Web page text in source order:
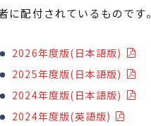
に配付されているものです。
2026年度版(日本語版)
2025年度版(日本語版)
2024年度版(日本語版)
2024年度版(英語版)